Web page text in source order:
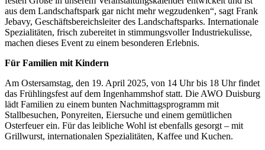
aus dem Landschaftspark gar nicht mehr wegzudenken“, sagt Frank
Jebavy, Geschäftsbereichsleiter des Landschaftsparks. Internationale
Spezialitäten, frisch zubereitet in stimmungsvoller Industriekulisse,
machen dieses Event zu einem besonderen Erlebnis.
Für Familien mit Kindern
Am Ostersamstag, den 19. April 2025, von 14 Uhr bis 18 Uhr findet
das Frühlingsfest auf dem Ingenhammshof statt. Die AWO Duisburg
lädt Familien zu einem bunten Nachmittagsprogramm mit
Stallbesuchen, Ponyreiten, Eiersuche und einem gemütlichen
Osterfeuer ein. Für das leibliche Wohl ist ebenfalls gesorgt – mit
Grillwurst, internationalen Spezialitäten, Kaffee und Kuchen.